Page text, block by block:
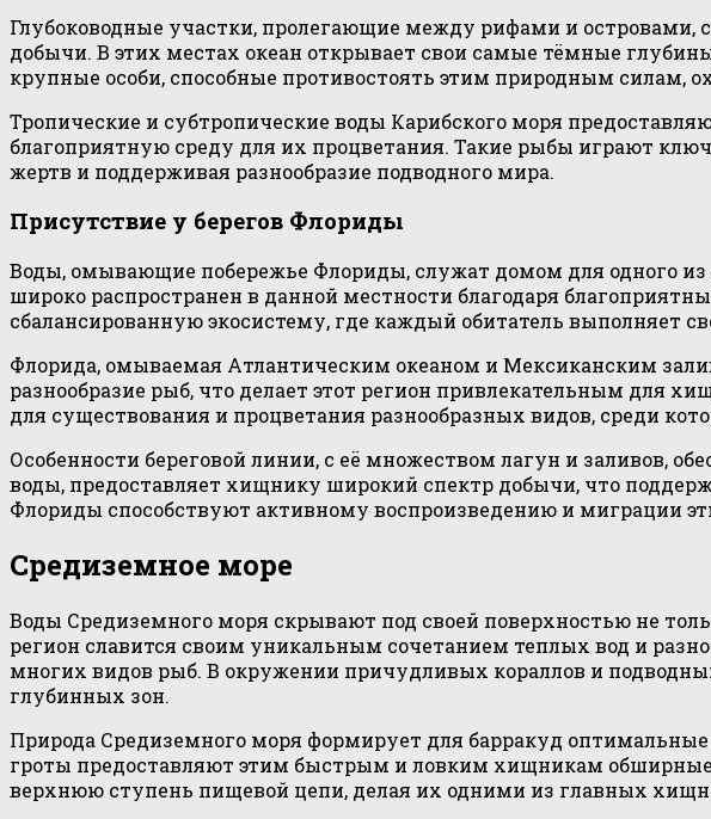
Глубоководные участки, пролегающие между рифами и
добычи. В этих местах океан открывает свои самые тёмные
крупные особи, способные противостоять этим природным силам,
Тропические и субтропические воды Карибского моря
благоприятную среду для их процветания. Такие рыбы играют
жертв и поддерживая разнообразие подводного мира.
Присутствие у берегов Флориды
Воды, омывающие побережье Флориды, служат домом для одного
широко распространен в данной местности благодаря
сбалансированную экосистему, где каждый обитатель выполняет
Флорида, омываемая Атлантическим океаном и Мексиканским
разнообразие рыб, что делает этот регион привлекательным для
для существования и процветания разнообразных видов, среди
Особенности береговой линии, с её множеством лагун и заливов,
воды, предоставляет хищнику широкий спектр добычи, что
Флориды способствуют активному воспроизведению и миграции
Средиземное море
Воды Средиземного моря скрывают под своей поверхностью не
регион славится своим уникальным сочетанием теплых вод и
многих видов рыб. В окружении причудливых кораллов и
глубинных зон.
Природа Средиземного моря формирует для барракуд
гроты предоставляют этим быстрым и ловким хищникам
верхнюю ступень пищевой цепи, делая их одними из главных